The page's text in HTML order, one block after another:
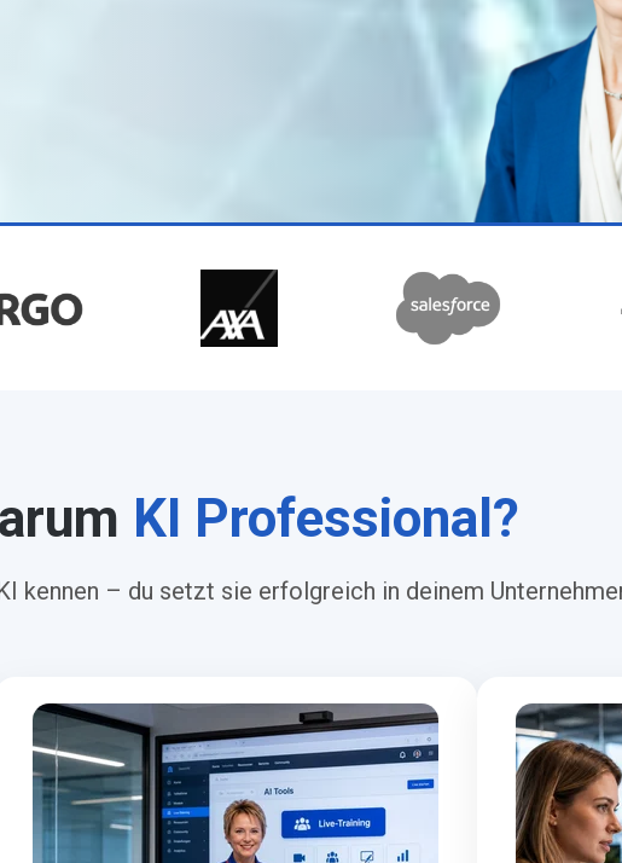
KI Professional?
kennen – du setzt sie erfolgreich in deinem